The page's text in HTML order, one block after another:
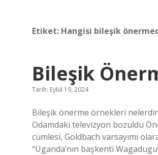
Etiket: Hangisi bileşik
Bileşik
Tarih: Eylül 19, 2024
Bileşik önerme örnekleri
Odamdaki televizyon bozuldu
cümlesi, Goldbach varsayımı
“Uganda’nın başkenti